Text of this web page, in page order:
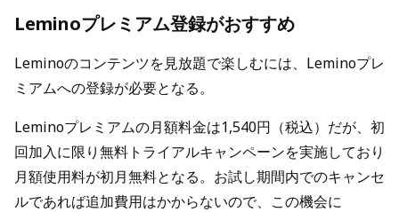
Leminoプレミアム登録がおすすめ
Leminoのコンテンツを見放題で楽しむには、Leminoプレ
ミアムへの登録が必要となる。
Leminoプレミアムの月額料金は1,540円（税込）だが、初
回加入に限り無料トライアルキャンペーンを実施しており
月額使用料が初月無料となる。お試し期間内でのキャンセ
ルであれば追加費用はかからないので、この機会に